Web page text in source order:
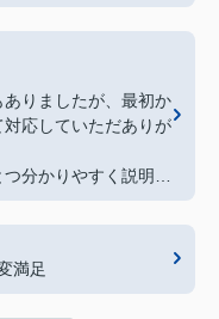
りましたが、最初か
応していただありが
分かりやすく説明し
進めることができま
さる姿勢がとても印
却を検討している方
満足